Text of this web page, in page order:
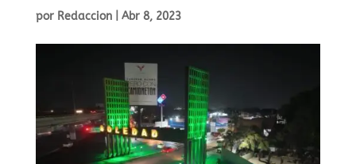
por Redaccion| Abr 8, 2023